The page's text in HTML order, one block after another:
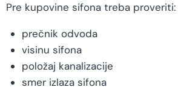
Pre kupovine sifona treba proveriti:
prečnik odvoda
visinu sifona
položaj kanalizacije
smer izlaza sifona